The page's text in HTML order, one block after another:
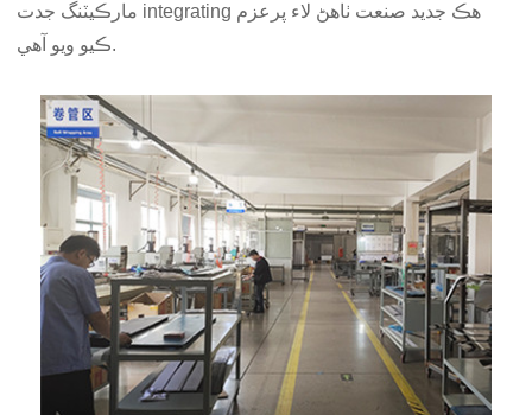
مارڪيٽنگ جدت integrating هڪ جديد صنعت ٺاهڻ لاء پرعزم
ڪيو ويو آهي.